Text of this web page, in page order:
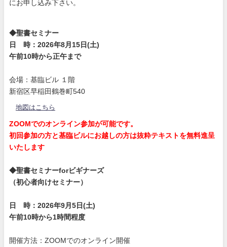
にお申し込み下さい。
◆聖書セミナー
日 時：2026年8月15日(土)
午前10時から正午まで
会場：基臨ビル １階
新宿区早稲田鶴巻町540
地図はこちら
ZOOMでのオンライン参加が可能です。
初回参加の方と基臨ビルにお越しの方は抜粋テキストを無料進呈
いたします
◆聖書セミナーforビギナーズ
（初心者向けセミナー）
日 時：2026年9月5日(土)
午前10時から1時間程度
開催方法：ZOOMでのオンライン開催